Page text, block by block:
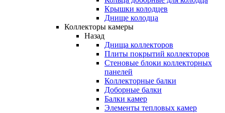
Крышки колодцев
Днище колодца
Коллекторы камеры
Назад
Днища коллекторов
Плиты покрытий коллекторов
Стеновые блоки коллекторных
панелей
Коллекторные балки
Доборные балки
Балки камер
Элементы тепловых камер